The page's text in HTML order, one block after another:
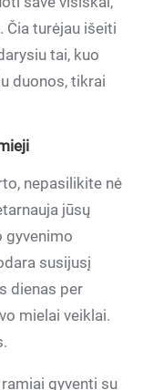
Čia turėjau išeiti
tai, kuo
duonos, tikrai
nepasilikite nė
jūsų
gyvenimo
susijusį
dienas per
mielai veiklai.
gyventi su